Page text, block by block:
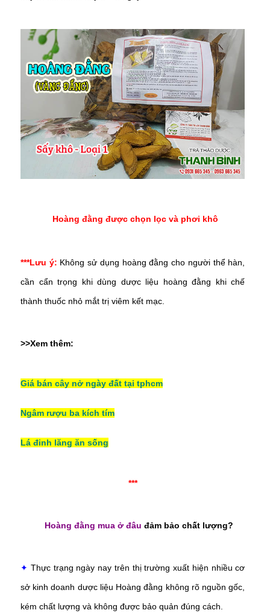
Hoàng đằng được chọn lọc và phơi khô
***Lưu ý: Không sử dụng hoàng đằng cho người thể hàn,
cần cẩn trọng khi dùng dược liệu hoàng đằng khi chế
thành thuốc nhỏ mắt trị viêm kết mạc.
>>Xem thêm:
Giá bán cây nở ngày đất tại tphcm
Ngâm rượu ba kích tím
Lá đinh lăng ăn sống
***
Hoàng đằng mua ở đâu đảm bảo chất lượng?
✦ Thực trạng ngày nay trên thị trường xuất hiện nhiều cơ
sở kinh doanh dược liệu Hoàng đằng không rõ nguồn gốc,
kém chất lượng và không được bảo quản đúng cách.